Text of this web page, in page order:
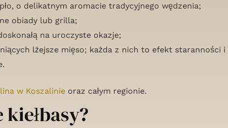
o delikatnym aromacie tradycyjnego wędzenia;
obiady lub grilla;
na uroczyste okazje;
lżejsze mięso; każda z nich to efekt staranności i
w Koszalinie oraz całym regionie.